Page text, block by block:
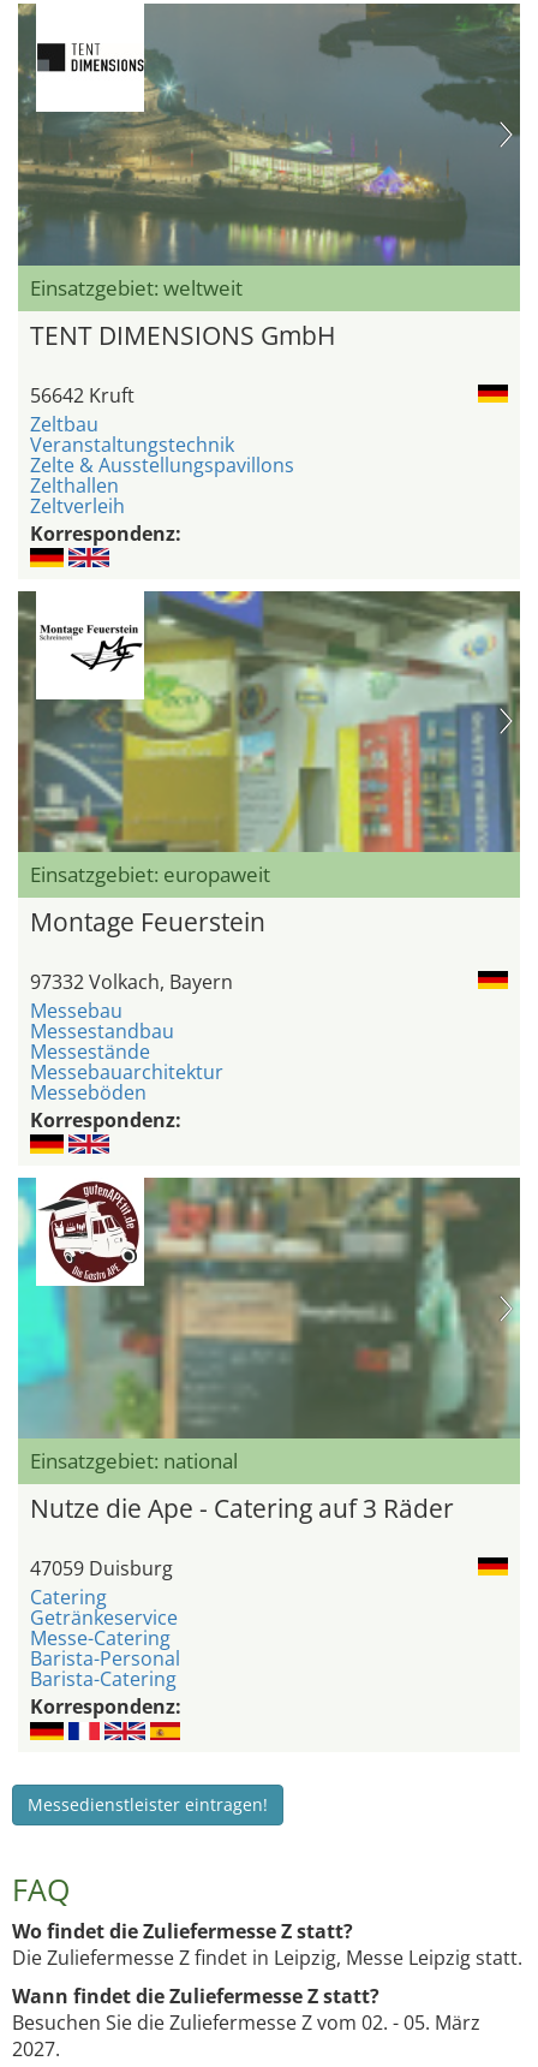
Einsatzgebiet: weltweit
TENT DIMENSIONS GmbH
56642 Kruft
Zeltbau
Veranstaltungstechnik
Zelte & Ausstellungspavillons
Zelthallen
Zeltverleih
Korrespondenz:
Einsatzgebiet: europaweit
Montage Feuerstein
97332 Volkach, Bayern
Messebau
Messestandbau
Messestände
Messebauarchitektur
Messeböden
Korrespondenz:
Einsatzgebiet: national
Nutze die Ape - Catering auf 3 Räder
47059 Duisburg
Catering
Getränkeservice
Messe-Catering
Barista-Personal
Barista-Catering
Korrespondenz:
Messedienstleister eintragen!
FAQ
Wo findet die Zuliefermesse Z statt?
Die Zuliefermesse Z findet in Leipzig, Messe Leipzig statt.
Wann findet die Zuliefermesse Z statt?
Besuchen Sie die Zuliefermesse Z vom 02. - 05. März
2027.